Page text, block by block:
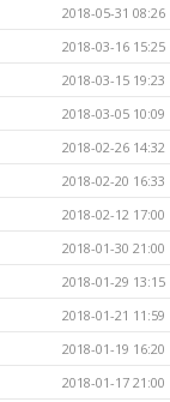
2018-05-31 08:26
2018-03-16 15:25
2018-03-15 19:23
2018-03-05 10:09
2018-02-26 14:32
2018-02-20 16:33
2018-02-12 17:00
2018-01-30 21:00
2018-01-29 13:15
2018-01-21 11:59
2018-01-19 16:20
2018-01-17 21:00